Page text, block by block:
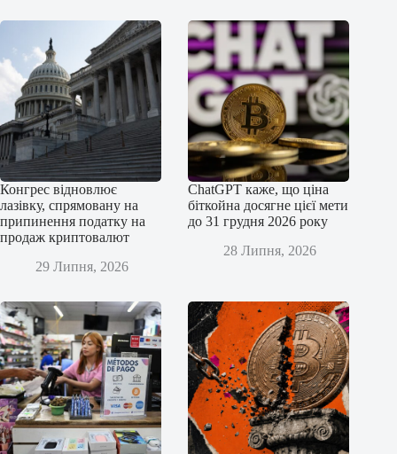
Конгрес відновлює
лазівку, спрямовану на
припинення податку на
продаж криптовалют
29 Липня, 2026
ChatGPT каже, що ціна
біткойна досягне цієї мети
до 31 грудня 2026 року
28 Липня, 2026